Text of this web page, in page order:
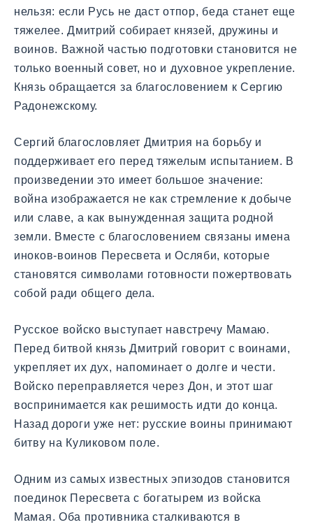
нельзя: если Русь не даст отпор, беда станет еще
тяжелее. Дмитрий собирает князей, дружины и
воинов. Важной частью подготовки становится не
только военный совет, но и духовное укрепление.
Князь обращается за благословением к Сергию
Радонежскому.
Сергий благословляет Дмитрия на борьбу и
поддерживает его перед тяжелым испытанием. В
произведении это имеет большое значение:
война изображается не как стремление к добыче
или славе, а как вынужденная защита родной
земли. Вместе с благословением связаны имена
иноков-воинов Пересвета и Осляби, которые
становятся символами готовности пожертвовать
собой ради общего дела.
Русское войско выступает навстречу Мамаю.
Перед битвой князь Дмитрий говорит с воинами,
укрепляет их дух, напоминает о долге и чести.
Войско переправляется через Дон, и этот шаг
воспринимается как решимость идти до конца.
Назад дороги уже нет: русские воины принимают
битву на Куликовом поле.
Одним из самых известных эпизодов становится
поединок Пересвета с богатырем из войска
Мамая. Оба противника сталкиваются в